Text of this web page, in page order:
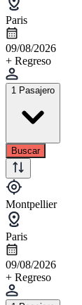
Paris
09/08/2026
+ Regreso
1 Pasajero
Buscar
Montpellier
Paris
09/08/2026
+ Regreso